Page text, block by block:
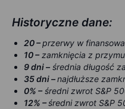
Historyczne dane:
20 –przerwy w
10 –zamknięcia z
9 dni – średnia długość
35 dni –najdłuższe
0% –średni zwrot S&P
12% –średni zwrot S&P